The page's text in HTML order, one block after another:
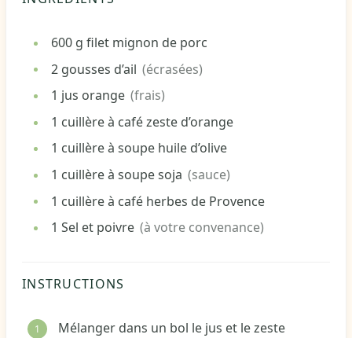
600 g filet mignon de porc
2 gousses d’ail (écrasées)
1 jus orange (frais)
1 cuillère à cafézeste d’orange
1 cuillère à soupe huile d’olive
1 cuillère à soupesoja (sauce)
1 cuillère à café herbes de Provence
1 Sel et poivre (à votre convenance)
INSTRUCTIONS
Mélanger dans un bol le jus et le zeste